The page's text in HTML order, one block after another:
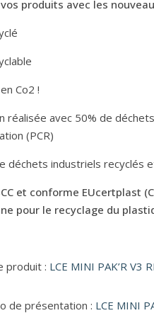
produits avec les
Co2 !
réalisée avec 50% de
(PCR)
déchets industriels recyclés
et conforme EUcertplast
pour le recyclage du
produit : LCE MINI PAK’R V3
de présentation : LCE MINI